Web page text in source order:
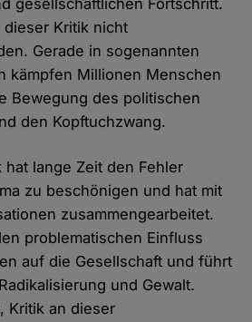
gesellschaftlichen Fortschritt.
dieser Kritik nicht
Gerade in sogenannten
kämpfen Millionen Menschen
Bewegung des politischen
den Kopftuchzwang.
lange Zeit den Fehler
zu beschönigen und hat mit
zusammengearbeitet.
problematischen Einfluss
auf die Gesellschaft und führt
und Gewalt.
Kritik an dieser